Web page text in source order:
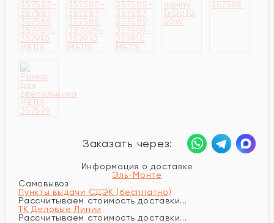
Заказать через:
Информация о доставке
Эль-Монте
Самовывоз
Пункты выдачи СДЭК (бесплатно)
Рассчитываем стоимость доставки...
ТК Деловые Линии
Рассчитываем стоимость доставки...